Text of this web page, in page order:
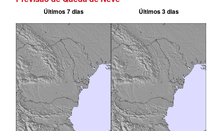
Últimos 7 dias Últimos 3 dias